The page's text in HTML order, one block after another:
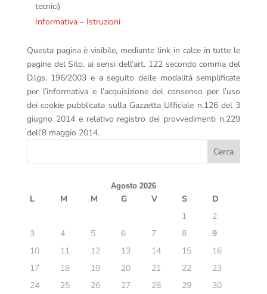
tecnici)
Informativa– Istruzioni
Questa pagina è visibile, mediante link in calce in tutte le
pagine del Sito, ai sensi dell’art. 122 secondo comma del
D.lgs. 196/2003 e a seguito delle modalità semplificate
per l’informativa e l’acquisizione del consenso per l’uso
dei cookie pubblicata sulla Gazzetta Ufficiale n.126 del 3
giugno 2014 e relativo registro dei provvedimenti n.229
dell’8 maggio 2014.
Agosto 2026
L M M G V S
D
1
2
3
4 5 6 7 8
9
10
11 12 13 14 15
16
17
18 19 20 21 22
23
24
25 26 27 28 29
30